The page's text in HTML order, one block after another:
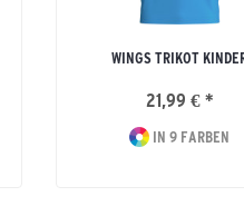
WINGS TRIKOT
21,99 € *
IN 9 FARBEN